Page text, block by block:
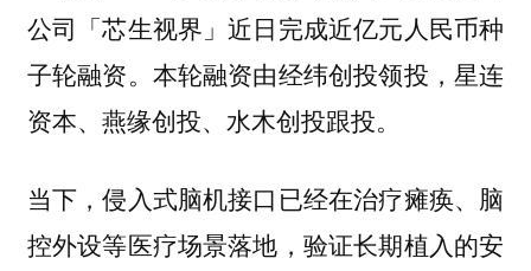
公司「芯生视界」近日完成近亿元人民币种
子轮融资。本轮融资由经纬创投领投，星连
资本、燕缘创投、水木创投跟投。
当下，侵入式脑机接口已经在治疗瘫痪、脑
控外设等医疗场景落地，验证长期植入的安